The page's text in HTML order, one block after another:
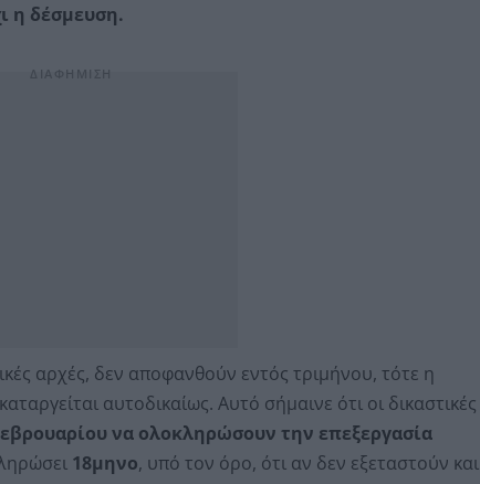
η δέσμευση.
αρχές, δεν αποφανθούν εντός τριμήνου, τότε η
αυτοδικαίως. Αυτό σήμαινε ότι οι δικαστικές
να ολοκληρώσουν την επεξεργασία
18μηνο, υπό τον όρο, ότι αν δεν εξεταστούν και